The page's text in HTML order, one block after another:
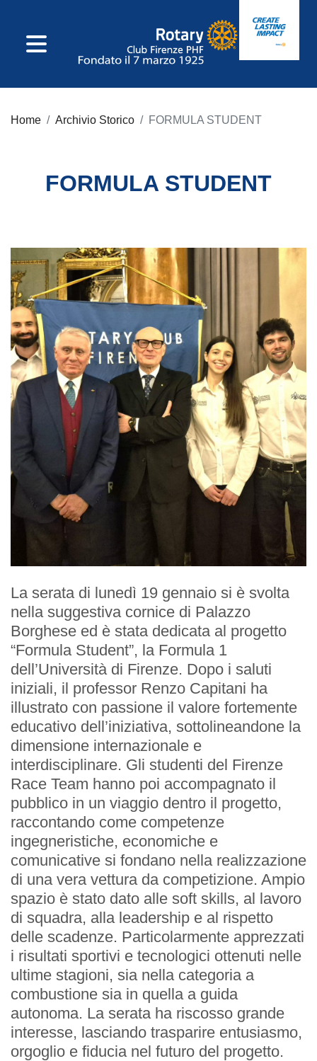
Incarichi Di Club
Incarichi
Distrettuali
Statuto E
Regolamento
STORIA
La Storia Del Club
Rotaract Firenze
PHF
PHF
EVENTI
Prossimi Incontri
Serate Rotariane
Riunioni Distrettuali
INIZIATIVE
Service
Home Archivio Storico FORMULA STUDENT
FORMULA STUDENT
La serata di lunedì 19 gennaio si è svolta
nella suggestiva cornice di Palazzo
Borghese ed è stata dedicata al progetto
“Formula Student”, la Formula 1
dell’Università di Firenze. Dopo i saluti
iniziali, il professor Renzo Capitani ha
illustrato con passione il valore fortemente
educativo dell’iniziativa, sottolineandone la
dimensione internazionale e
interdisciplinare. Gli studenti del Firenze
Race Team hanno poi accompagnato il
pubblico in un viaggio dentro il progetto,
raccontando come competenze
ingegneristiche, economiche e
comunicative si fondano nella realizzazione
di una vera vettura da competizione. Ampio
spazio è stato dato alle soft skills, al lavoro
di squadra, alla leadership e al rispetto
delle scadenze. Particolarmente apprezzati
i risultati sportivi e tecnologici ottenuti nelle
ultime stagioni, sia nella categoria a
combustione sia in quella a guida
autonoma. La serata ha riscosso grande
interesse, lasciando trasparire entusiasmo,
orgoglio e fiducia nel futuro del progetto.